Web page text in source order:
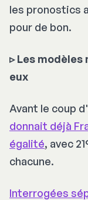
les pronostics
pour de bon.
▹ Les
eux
Avant le coup
donnait déjà
égalité, avec
chacune.
Interrogées